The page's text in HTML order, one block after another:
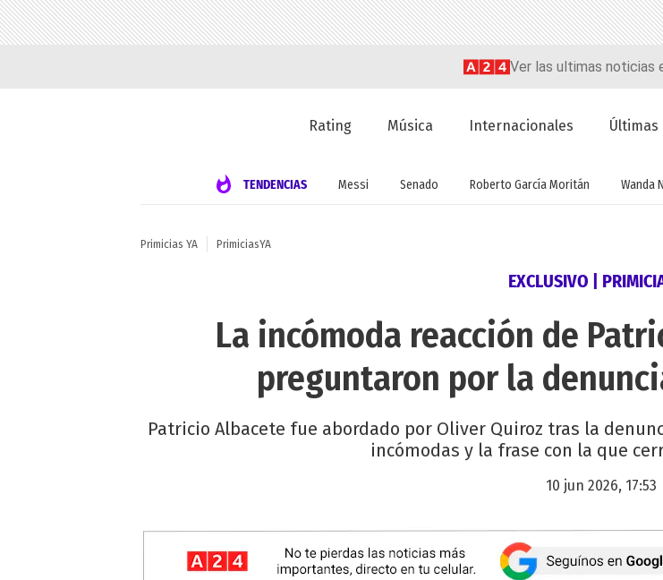
Ver las ultimas noticias
Rating Música Internacionales Últimas
TENDENCIAS Messi Senado Roberto García Moritán Wanda
Primicias YA PrimiciasYA
EXCLUSIVO |
La incómoda reacción de
preguntaron por la
Patricio Albacete fue abordado por Oliver Quiroz tras la
incómodas y la frase con la que
10 jun 2026, 17:53